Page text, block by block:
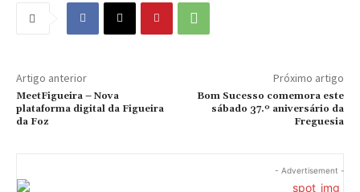
Artigo anterior
MeetFigueira – Nova
plataforma digital da Figueira
da Foz
Próximo artigo
Bom Sucesso comemora este
sábado 37.º aniversário da
Freguesia
- Advertisement -